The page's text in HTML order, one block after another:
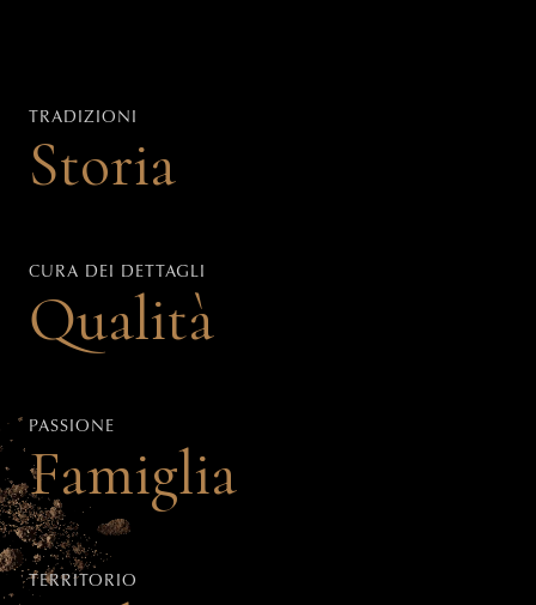
TRADIZIONI
Storia
CURA DEI DETTAGLI
Qualità
PASSIONE
Famiglia
TERRITORIO